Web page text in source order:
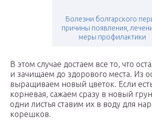
Болезни болгарского
причины появления,
меры профилактики
В этом случае достаем все то, что
и зачищаем до здорового места. Из
выращиваем новый цветок. Если
корневая, сажаем сразу в новый
одни листья ставим их в воду для
корешков.